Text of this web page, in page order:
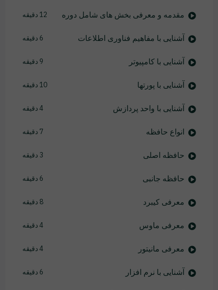
مقدمه و معرفی بخش های شامل دوره 12 دقیقه
آشنایی با مفاهیم فناوری اطلاعات 6 دقیقه
آشنایی با کامپیوتر 9 دقیقه
آشنایی با پورتها 10 دقیقه
آشنایی با واحد پردازش 4 دقیقه
انواع حافظه 7 دقیقه
حافظه اصلی 3 دقیقه
حافظه جانبی 6 دقیقه
معرفی کیبرد 8 دقیقه
معرفی ماوس 4 دقیقه
معرفی مانیتور 4 دقیقه
آشنایی با نرم افزار 6 دقیقه